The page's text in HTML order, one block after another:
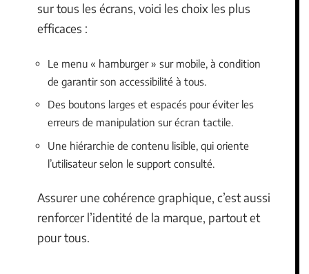
sur tous les écrans, voici les choix les plus
efficaces :
Le menu « hamburger » sur mobile, à condition
de garantir son accessibilité à tous.
Des boutons larges et espacés pour éviter les
erreurs de manipulation sur écran tactile.
Une hiérarchie de contenu lisible, qui oriente
l’utilisateur selon le support consulté.
Assurer une cohérence graphique, c’est aussi
renforcer l’identité de la marque, partout et
pour tous.